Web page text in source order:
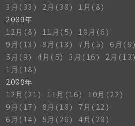
3月(33)
2月(30)
1月(8)
2009年
12月(8)
11月(5)
10月(6)
9月(13)
8月(13) 7月(5)
6月(6)
5月(9)
4月(5) 3月(16)
2月(13)
1月(18)
2008年
12月(21)
11月(16)
10月(22)
9月(17)
8月(10)
7月(22)
6月(14)
5月(26)
4月(20)